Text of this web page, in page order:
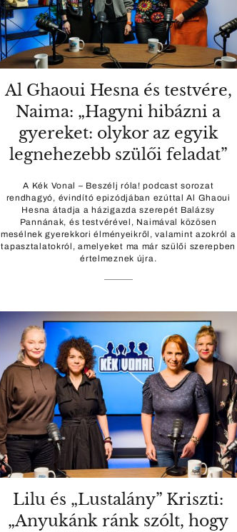
Al Ghaoui Hesna és testvére,
Naima: „Hagyni hibázni a
gyereket: olykor az egyik
legnehezebb szülői feladat”
A Kék Vonal – Beszélj róla! podcast sorozat
rendhagyó, évindító epizódjában ezúttal Al Ghaoui
Hesna átadja a házigazda szerepét Balázsy
Pannának, és testvérével, Naimával közösen
mesélnek gyerekkori élményeikről, valamint azokról a
tapasztalatokról, amelyeket ma már szülői szerepben
értelmeznek újra.
Lilu és „Lustalány” Kriszti:
„Anyukánk ránk szólt, hogy